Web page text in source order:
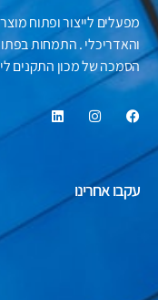
מפעלים לייצור ופתוח
והאדריכלי . התמחות
הסמכה של מכון התקנים
עקבו אחרינו